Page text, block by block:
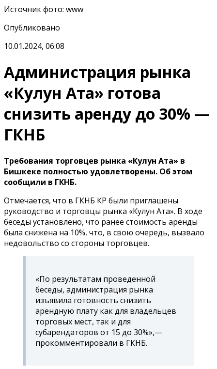
Источник фото: www
Опубликовано
10.01.2024, 06:08
Администрация рынка
«Кулун Ата» готова
снизить аренду до 30% —
ГКНБ
Требования торговцев рынка «Кулун Ата» в
Бишкеке полностью удовлетворены. Об этом
сообщили в ГКНБ.
Отмечается, что в ГКНБ КР были приглашены
руководство и торговцы рынка «Кулун Ата». В ходе
беседы установлено, что ранее стоимость аренды
была снижена на 10%, что, в свою очередь, вызвало
недовольство со стороны торговцев.
«По результатам проведенной
беседы, администрация рынка
изъявила готовность снизить
арендную плату как для владельцев
торговых мест, так и для
субарендаторов от 15 до 30%»,—
прокомментировали в ГКНБ.